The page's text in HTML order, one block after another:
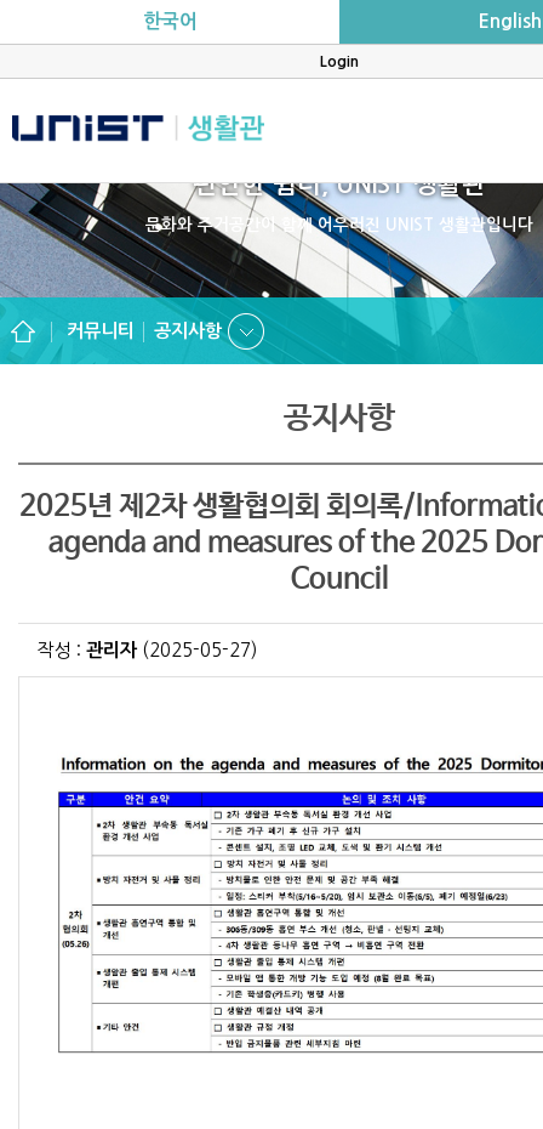
한국어 English
Login
편안한 쉼터, UNIST 생활관
문화와 주거공간이 함께 어우러진 UNIST 생활관입니다
커뮤니티 공지사항
공지사항
2025년 제2차 생활협의회 회의록/
agenda and measures of the 2025
Council
작성 : 관리자 (2025-05-27)